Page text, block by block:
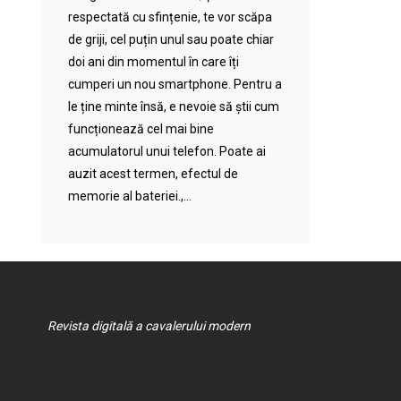
respectată cu sfințenie, te vor scăpa
de griji, cel puțin unul sau poate chiar
doi ani din momentul în care îți
cumperi un nou smartphone. Pentru a
le ține minte însă, e nevoie să știi cum
funcționează cel mai bine
acumulatorul unui telefon. Poate ai
auzit acest termen, efectul de
memorie al bateriei.,...
Revista digitală a cavalerului modern